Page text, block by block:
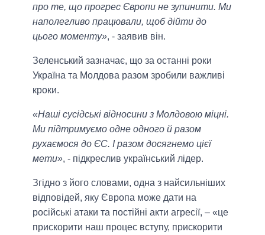
про те, що прогрес Європи не зупинити. Ми
наполегливо працювали, щоб дійти до
цього моменту», - заявив він.
Зеленський зазначає, що за останні роки
Україна та Молдова разом зробили важливі
кроки.
«Наші сусідські відносини з Молдовою міцні.
Ми підтримуємо одне одного й разом
рухаємося до ЄС. І разом досягнемо цієї
мети», - підкреслив український лідер.
Згідно з його словами, одна з найсильніших
відповідей, яку Європа може дати на
російські атаки та постійні акти агресії, – «це
прискорити наш процес вступу, прискорити